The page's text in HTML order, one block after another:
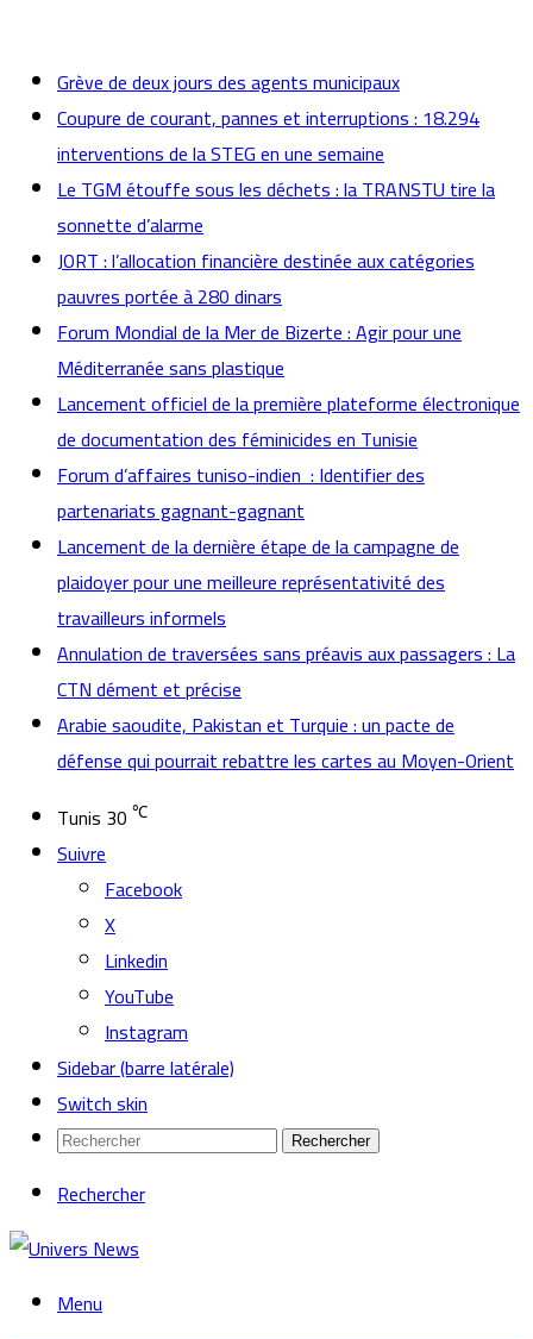
Grève de deux jours des agents municipaux
Coupure de courant, pannes et interruptions : 18.294
interventions de la STEG en une semaine
Le TGM étouffe sous les déchets : la TRANSTU tire la
sonnette d’alarme
JORT : l’allocation financière destinée aux catégories
pauvres portée à 280 dinars
Forum Mondial de la Mer de Bizerte : Agir pour une
Méditerranée sans plastique
Lancement officiel de la première plateforme électronique
de documentation des féminicides en Tunisie
Forum d’affaires tuniso-indien : Identifier des
partenariats gagnant-gagnant
Lancement de la dernière étape de la campagne de
plaidoyer pour une meilleure représentativité des
travailleurs informels
Annulation de traversées sans préavis aux passagers : La
CTN dément et précise
Arabie saoudite, Pakistan et Turquie : un pacte de
défense qui pourrait rebattre les cartes au Moyen-Orient
Tunis 30 ℃
Suivre
Facebook
X
Linkedin
YouTube
Instagram
Sidebar (barre latérale)
Switch skin
Rechercher
Rechercher
Menu